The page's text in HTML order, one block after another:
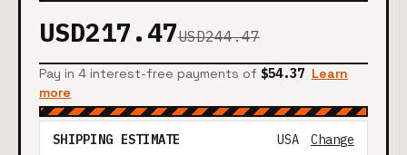
USD217.47USD244.47
Pay in 4 interest-free payments of $54.37 Learn
more
SHIPPING ESTIMATE USA Change